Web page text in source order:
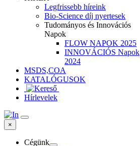
Legfrissebb híreink
Bio-Science díj nyertesek
Tudományos és Innovációs
Napok
FLOW NAPOK 2025
INNOVÁCIÓS Napok
2024
MSDS,COA
KATALÓGUSOK
Hírlevelek
×
Cégünk